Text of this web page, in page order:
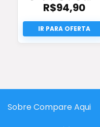
Conforto: Frete Grátis e
Oferta!
R$94,90
Sobre Compare Aqui